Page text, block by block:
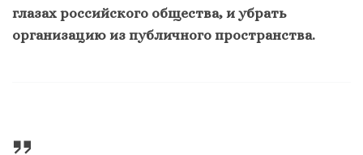
глазах российского общества, и убрать
организацию из публичного пространства.